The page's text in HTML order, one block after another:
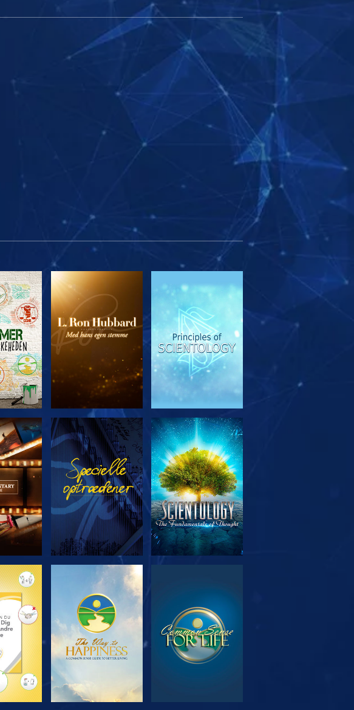
SERIEN UDFORSK SERIEN SE
UDFORSK SERIEN